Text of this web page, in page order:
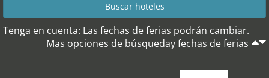
Tenga en cuenta: Las fechas de ferias podrán cambiar.
Mas opciones de búsqueday fechas de ferias